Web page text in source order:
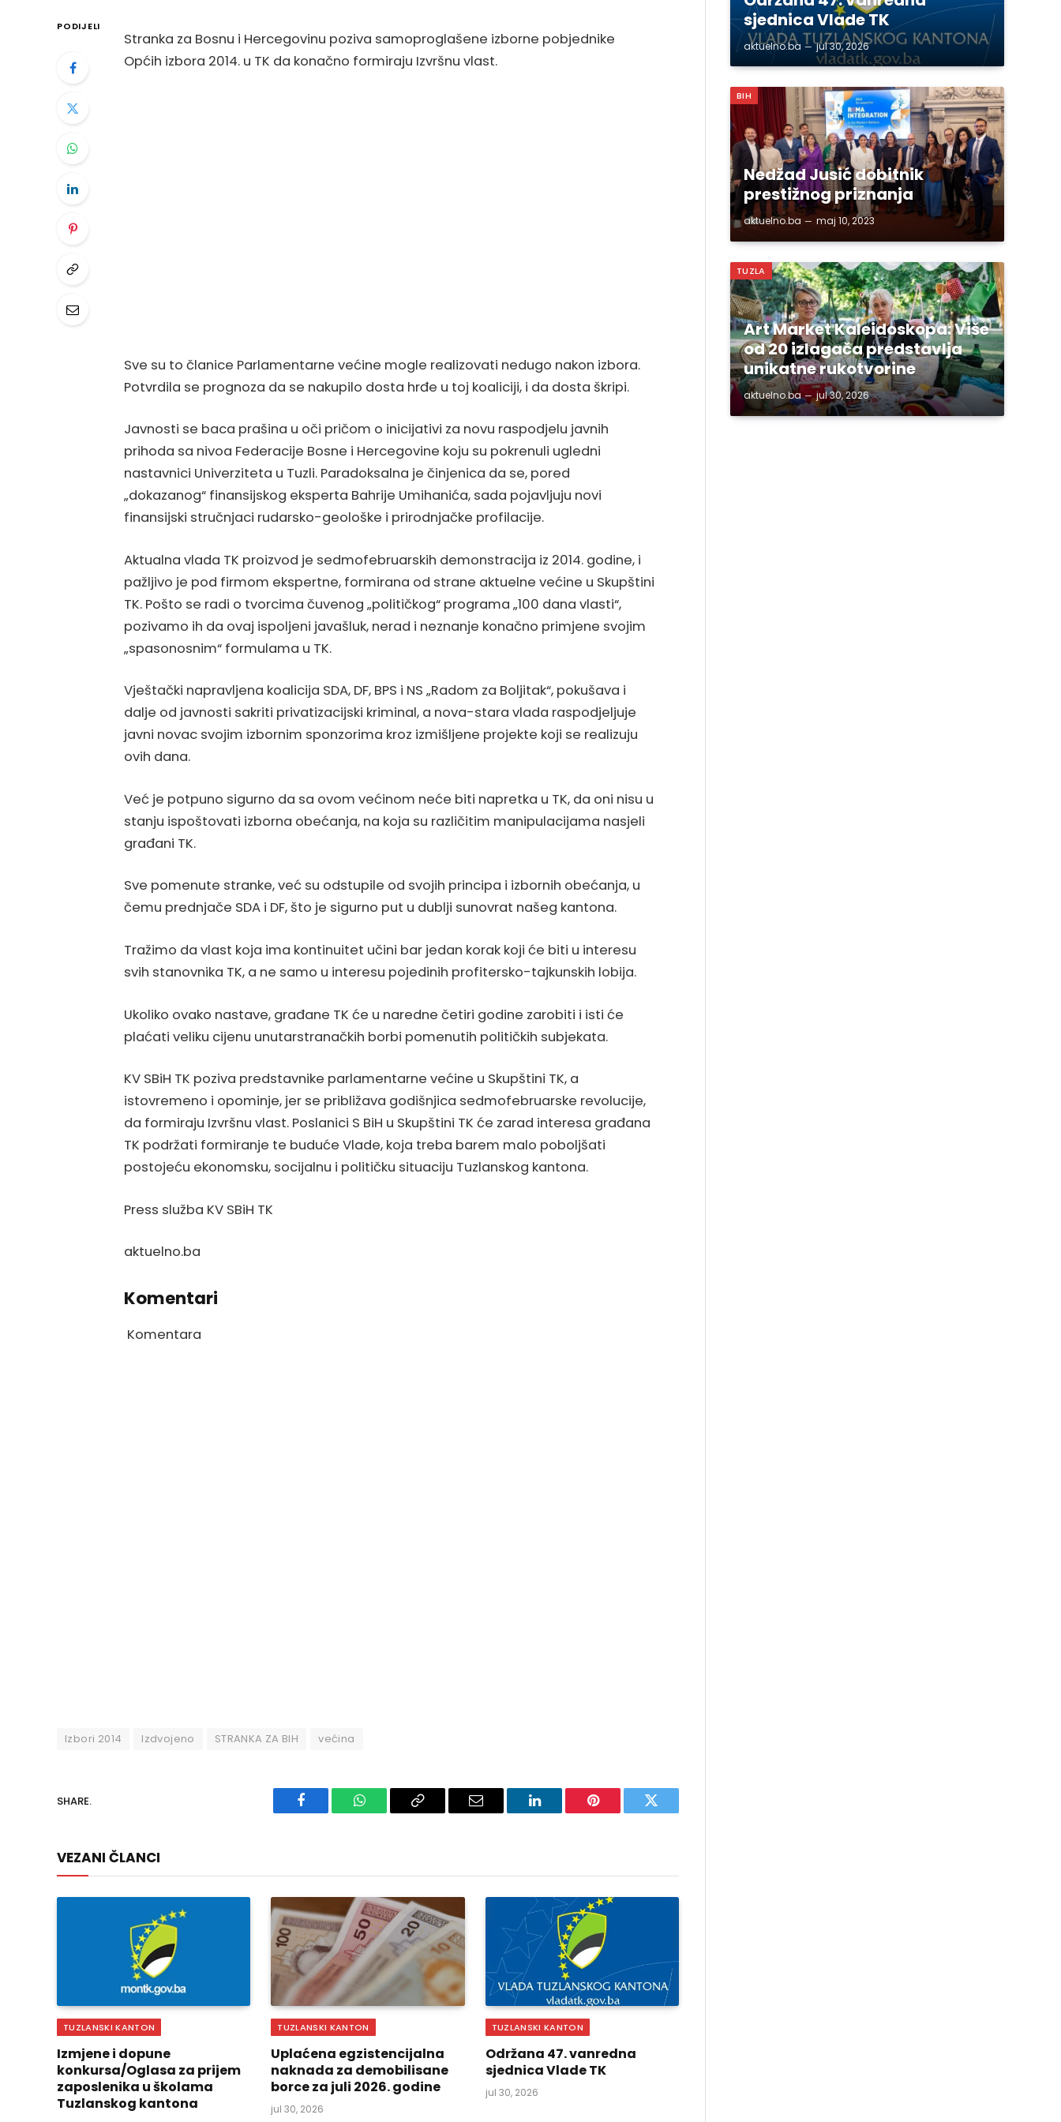
PODIJELI
Stranka za Bosnu i Hercegovinu poziva samoproglašene izborne pobjednike
Općih izbora 2014. u TK da konačno formiraju Izvršnu vlast.
Sve su to članice Parlamentarne većine mogle realizovati nedugo nakon izbora.
Potvrdila se prognoza da se nakupilo dosta hrđe u toj koaliciji, i da dosta škripi.
Javnosti se baca prašina u oči pričom o inicijativi za novu raspodjelu javnih
prihoda sa nivoa Federacije Bosne i Hercegovine koju su pokrenuli ugledni
nastavnici Univerziteta u Tuzli. Paradoksalna je činjenica da se, pored
„dokazanog“ finansijskog eksperta Bahrije Umihanića, sada pojavljuju novi
finansijski stručnjaci rudarsko-geološke i prirodnjačke profilacije.
Aktualna vlada TK proizvod je sedmofebruarskih demonstracija iz 2014. godine, i
pažljivo je pod firmom ekspertne, formirana od strane aktuelne većine u Skupštini
TK. Pošto se radi o tvorcima čuvenog „političkog“ programa „100 dana vlasti“,
pozivamo ih da ovaj ispoljeni javašluk, nerad i neznanje konačno primjene svojim
„spasonosnim“ formulama u TK.
Vještački napravljena koalicija SDA, DF, BPS i NS „Radom za Boljitak“, pokušava i
dalje od javnosti sakriti privatizacijski kriminal, a nova-stara vlada raspodjeljuje
javni novac svojim izbornim sponzorima kroz izmišljene projekte koji se realizuju
ovih dana.
Već je potpuno sigurno da sa ovom većinom neće biti napretka u TK, da oni nisu u
stanju ispoštovati izborna obećanja, na koja su različitim manipulacijama nasjeli
građani TK.
Sve pomenute stranke, već su odstupile od svojih principa i izbornih obećanja, u
čemu prednjače SDA i DF, što je sigurno put u dublji sunovrat našeg kantona.
Tražimo da vlast koja ima kontinuitet učini bar jedan korak koji će biti u interesu
svih stanovnika TK, a ne samo u interesu pojedinih profitersko-tajkunskih lobija.
Ukoliko ovako nastave, građane TK će u naredne četiri godine zarobiti i isti će
plaćati veliku cijenu unutarstranačkih borbi pomenutih političkih subjekata.
KV SBiH TK poziva predstavnike parlamentarne većine u Skupštini TK, a
istovremeno i opominje, jer se približava godišnjica sedmofebruarske revolucije,
da formiraju Izvršnu vlast. Poslanici S BiH u Skupštini TK će zarad interesa građana
TK podržati formiranje te buduće Vlade, koja treba barem malo poboljšati
postojeću ekonomsku, socijalnu i političku situaciju Tuzlanskog kantona.
Press služba KV SBiH TK
aktuelno.ba
Komentari
Komentara
Izbori 2014 Izdvojeno STRANKA ZA BIH većina
SHARE.
Facebook WhatsAppCopy
Email LinkedIn Pinterest Twitter
VEZANI ČLANCI
TUZLANSKI KANTON
Izmjene i dopune
konkursa/Oglasa za prijem
zaposlenika u školama
Tuzlanskog kantona
TUZLANSKI KANTON
Uplaćena egzistencijalna
naknada za demobilisane
borce za juli 2026. godine
jul 30, 2026
TUZLANSKI KANTON
Održana 47. vanredna
sjednica Vlade TK
jul 30, 2026
sjednica Vlade TK
aktuelno.ba jul 30, 2026
BIH
Nedžad Jusić dobitnik
prestižnog priznanja
aktuelno.ba maj 10, 2023
TUZLA
Art Market Kaleidoskopa: Više
od 20 izlagača predstavlja
unikatne rukotvorine
aktuelno.ba jul 30, 2026